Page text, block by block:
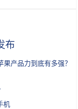
布
产品力到底有多强？
机